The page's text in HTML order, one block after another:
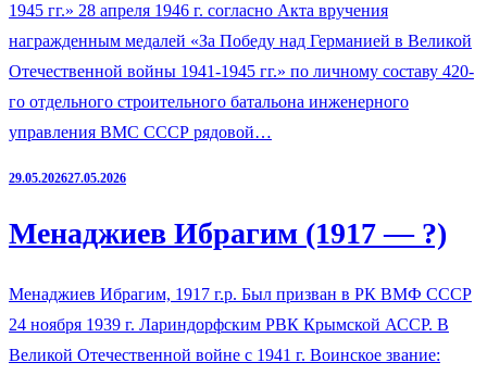
1945 гг.» 28 апреля 1946 г. согласно Акта вручения
награжденным медалей «За Победу над Германией в Великой
Отечественной войны 1941-1945 гг.» по личному составу 420-
го отдельного строительного батальона инженерного
управления ВМС СССР рядовой…
29.05.202627.05.2026
Менаджиев Ибрагим (1917 — ?)
Менаджиев Ибрагим, 1917 г.р. Был призван в РК ВМФ СССР
24 ноября 1939 г. Лариндорфским РВК Крымской АССР. В
Великой Отечественной войне с 1941 г. Воинское звание: